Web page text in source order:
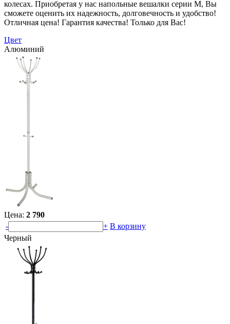
колесах. Приобретая у нас напольные вешалки серии М, Вы
сможете оценить их надежность, долговечность и удобство!
Отличная цена! Гарантия качества! Только для Вас!
Цвет
Алюминий
Цена: 2 790
-
+ В корзину
Черный